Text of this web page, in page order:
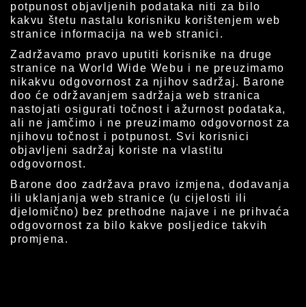
potpunost objavljenih podataka niti za bilo
kakvu štetu nastalu korisniku korištenjem web
stranice informacija na web stranici.
Zadržavamo pravo uputiti korisnike na druge
stranice na World Wide Webu i ne preuzimamo
nikakvu odgovornost za njihov sadržaj. Barone
doo će održavanjem sadržaja web stranica
nastojati osigurati točnost i ažurnost podataka,
ali ne jamčimo i ne preuzimamo odgovornost za
njihovu točnost i potpunost. Svi korisnici
objavljeni sadržaj koriste na vlastitu
odgovornost.
Barone doo zadržava pravo izmjena, dodavanja
ili uklanjanja web stranice (u cijelosti ili
djelomično) bez prethodne najave i ne prihvaća
odgovornost za bilo kakve posljedice takvih
promjena.